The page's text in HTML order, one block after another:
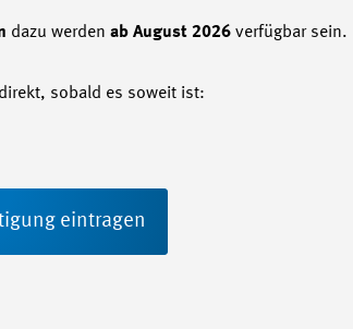
dazu werden ab August 2026 verfügbar sein.
sobald es soweit ist:
eintragen